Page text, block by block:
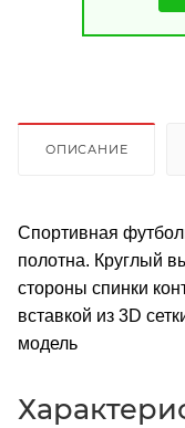
ОПИСАНИЕ
Спортивная
полотна. Круглый
стороны спинки
вставкой из 3D
модель